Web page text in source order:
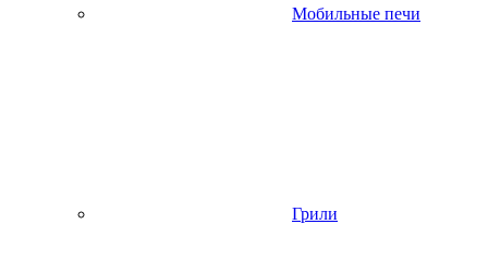
Мобильные печи
Грили